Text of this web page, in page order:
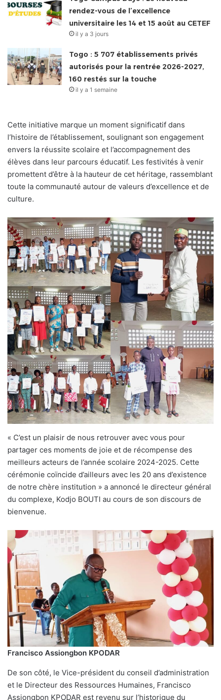
rendez-vous de l’excellence
universitaire les 14 et 15 août au CETEF
il y a 3 jours
Togo : 5 707 établissements privés
autorisés pour la rentrée 2026-2027,
160 restés sur la touche
il y a 1 semaine
Cette initiative marque un moment significatif dans
l’histoire de l’établissement, soulignant son engagement
envers la réussite scolaire et l’accompagnement des
élèves dans leur parcours éducatif. Les festivités à venir
promettent d’être à la hauteur de cet héritage, rassemblant
toute la communauté autour de valeurs d’excellence et de
culture.
« C’est un plaisir de nous retrouver avec vous pour
partager ces moments de joie et de récompense des
meilleurs acteurs de l’année scolaire 2024-2025. Cette
cérémonie coïncide d’ailleurs avec les 20 ans d’existence
de notre chère institution » a annoncé le directeur général
du complexe, Kodjo BOUTI au cours de son discours de
bienvenue.
Francisco Assiongbon KPODAR
De son côté, le Vice-président du conseil d’administration
et le Directeur des Ressources Humaines, Francisco
Assiongbon KPODAR est revenu sur l’historique du